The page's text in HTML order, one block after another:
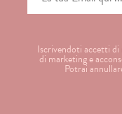
Iscrivendoti accetti
di marketing e
Potrai